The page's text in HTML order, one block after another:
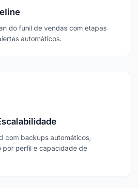
do funil de vendas com etapas
automáticos.
com backups automáticos,
por perfil e capacidade de